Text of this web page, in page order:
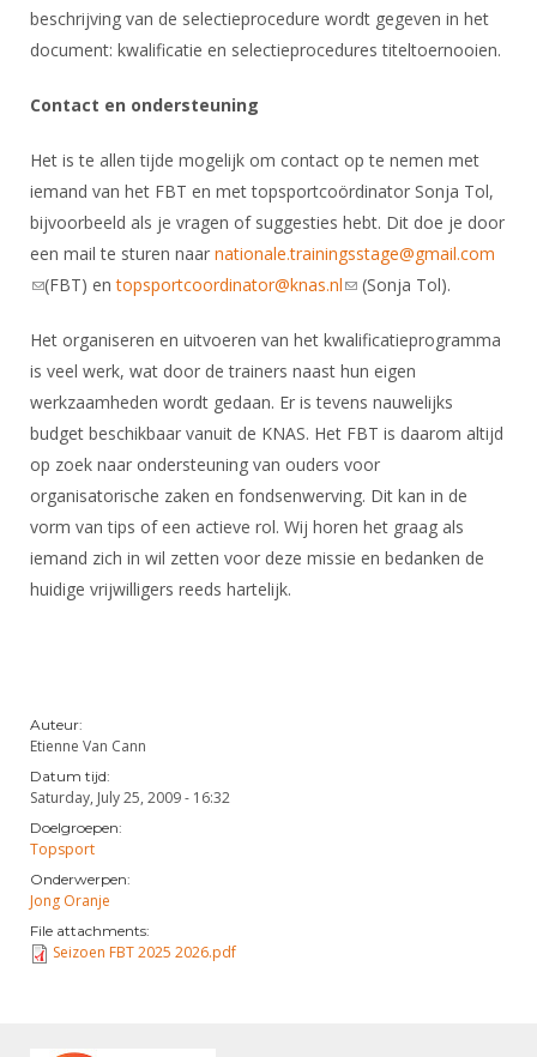
beschrijving van de selectieprocedure wordt gegeven in het
document: kwalificatie en selectieprocedures titeltoernooien.
Contact en ondersteuning
Het is te allen tijde mogelijk om contact op te nemen met
iemand van het FBT en met topsportcoördinator Sonja Tol,
bijvoorbeeld als je vragen of suggesties hebt. Dit doe je door
een mail te sturen naar nationale.trainingsstage@gmail.com
(link sends e-mail)
(FBT) entopsportcoordinator@knas.nl(link sends e-mail)
(Sonja Tol).
Het organiseren en uitvoeren van het kwalificatieprogramma
is veel werk, wat door de trainers naast hun eigen
werkzaamheden wordt gedaan. Er is tevens nauwelijks
budget beschikbaar vanuit de KNAS. Het FBT is daarom altijd
op zoek naar ondersteuning van ouders voor
organisatorische zaken en fondsenwerving. Dit kan in de
vorm van tips of een actieve rol. Wij horen het graag als
iemand zich in wil zetten voor deze missie en bedanken de
huidige vrijwilligers reeds hartelijk.
Auteur:
Etienne Van Cann
Datum tijd:
Saturday, July 25, 2009 - 16:32
Doelgroepen:
Topsport
Onderwerpen:
Jong Oranje
File attachments:
Seizoen FBT 2025 2026.pdf